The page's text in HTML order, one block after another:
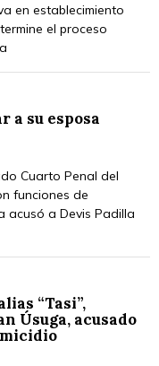
en establecimiento
el proceso
a su esposa
Cuarto Penal del
funciones de
acusó a Devis Padilla
“Tasi”,
Úsuga, acusado